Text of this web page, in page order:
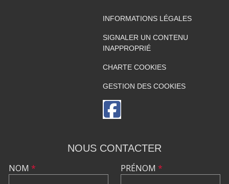
INFORMATIONS LÉGALES
SIGNALER UN CONTENU
INAPPROPRIÉ
CHARTE COOKIES
GESTION DES COOKIES
NOUS CONTACTER
NOM * PRÉNOM *